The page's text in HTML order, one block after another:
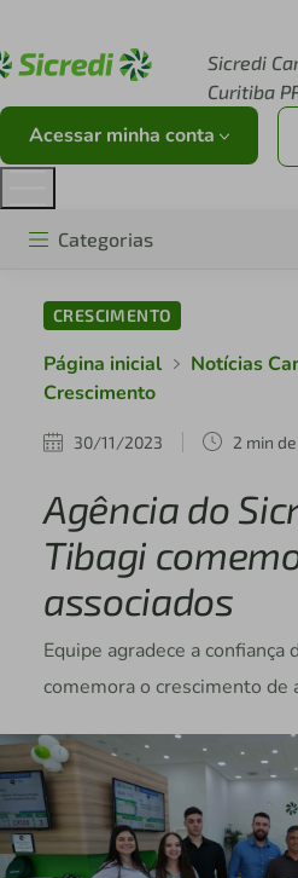
Sicredi
Curitiba
Acessar minha conta
Categorias
CRESCIMENTO
Página inicial
Notícias
Crescimento
30/11/2023 2 min
Agência do
Tibagi
associados
Equipe agradece a confiança
comemora o crescimento de